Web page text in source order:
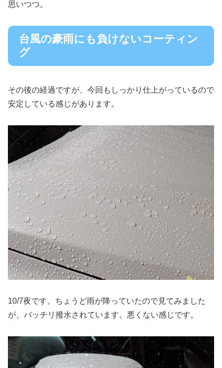
思いつつ。
台風の豪雨にも負けないコーティン
グ
その後の経過ですが、今回もしっかり仕上がっているので
安定している感じがあります。
10/7夜です。ちょうど雨が降っていたので見てみました
が、バッチリ撥水されています。悪くない感じです。